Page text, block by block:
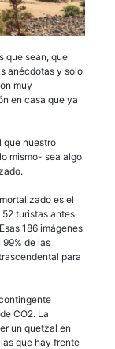
que sean, que
anécdotas y solo
muy
en casa que ya
que nuestro
mismo- sea algo
es el
turistas antes
186 imágenes
de las
para
CO2. La
un quetzal en
que hay frente